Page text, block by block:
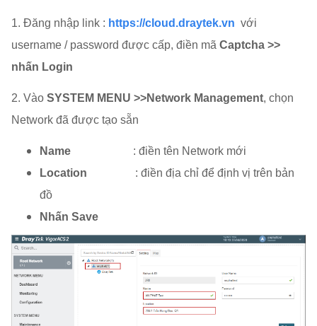
1. Đăng nhập link : https://cloud.draytek.vn với
username / password được cấp, điền mã Captcha >>
nhấn Login
2. Vào SYSTEM MENU >>Network Management, chọn
Network đã được tạo sẵn
Name
: điền tên Network mới
Location : điền địa chỉ để định vị trên bản
đồ
Nhấn Save